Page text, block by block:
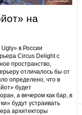
на
в России
Circus Delight с
пространство,
отличалось бы от
определено, что в
будет
а вечером как бар, в
будут устраивать
архитекторы